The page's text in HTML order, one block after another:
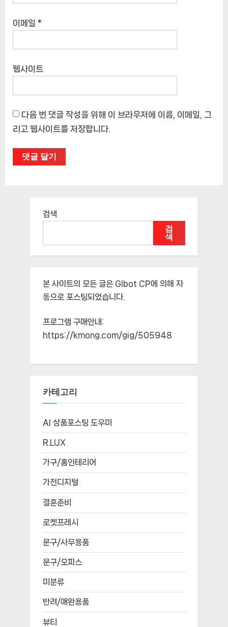
이메일 *
웹사이트
다음 번 댓글 작성을 위해 이 브라우저에 이름, 이메일, 그
리고 웹사이트를 저장합니다.
검색
검
색
본 사이트의 모든 글은 Glbot CP에 의해 자
동으로 포스팅되었습니다.
프로그램 구매안내:
https://kmong.com/gig/505948
카테고리
AI 상품포스팅 도우미
R.LUX
가구/홈인테리어
가전디지털
결혼준비
로켓프레시
문구/사무용품
문구/오피스
미분류
반려/애완용품
뷰티